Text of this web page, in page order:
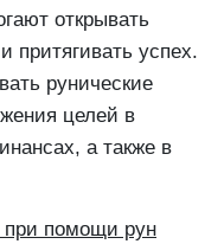
открывать
притягивать успех.
рунические
целей в
а также в
помощи рун